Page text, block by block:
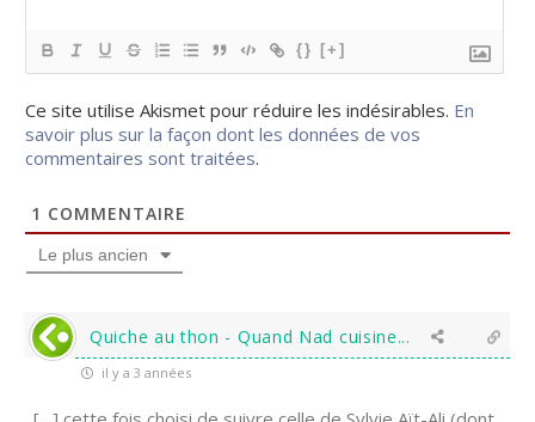
{} [+]
Ce site utilise Akismet pour réduire les indésirables. En
savoir plus sur la façon dont les données de vos
commentaires sont traitées.
1 COMMENTAIRE
Le plus ancien
Quiche au thon - Quand Nad cuisine...
il y a 3 années